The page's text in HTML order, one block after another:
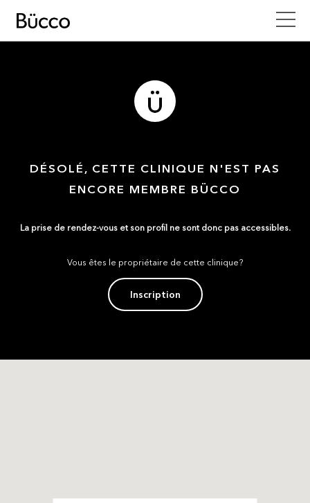
DÉSOLÉ, CETTE CLINIQUE N'EST PAS
ENCORE MEMBRE BÜCCO
La prise de rendez-vous et son profil ne sont donc pas accessibles.
Vous êtes le propriétaire de cette clinique?
Inscription